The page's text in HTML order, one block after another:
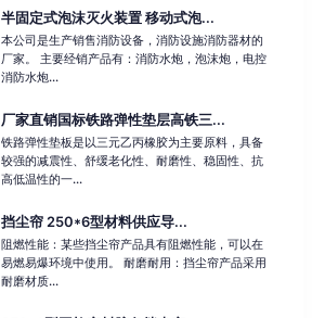
半固定式泡沫灭火装置 移动式泡...
本公司是生产销售消防设备，消防设施消防器材的
厂家。 主要经销产品有：消防水炮，泡沫炮，电控
消防水炮...
厂家直销国标铁路弹性垫层高铁三...
铁路弹性垫板是以三元乙丙橡胶为主要原料，具备
较强的减震性、舒缓老化性、耐磨性、稳固性、抗
高低温性的一...
挡尘帘 250*6型材料供应导...
阻燃性能：某些挡尘帘产品具有阻燃性能，可以在
易燃易爆环境中使用。 耐磨耐用：挡尘帘产品采用
耐磨材质...